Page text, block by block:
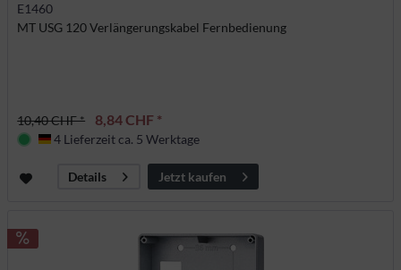
E1460
MT USG 120 Verlängerungskabel Fernbedienung
10,40 CHF * 8,84 CHF *
Deutschland
4 Lieferzeit ca. 5 Werktage
Details Jetzt kaufen